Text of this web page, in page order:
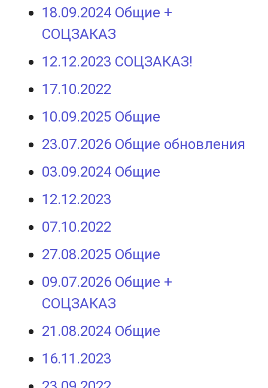
18.09.2024 Общие +
СОЦЗАКАЗ
12.12.2023 СОЦЗАКАЗ!
17.10.2022
10.09.2025 Общие
23.07.2026 Общие обновления
03.09.2024 Общие
12.12.2023
07.10.2022
27.08.2025 Общие
09.07.2026 Общие +
СОЦЗАКАЗ
21.08.2024 Общие
16.11.2023